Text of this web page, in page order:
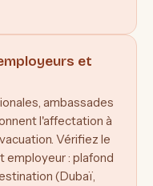
et
ambassades
l'affectation à
Vérifiez le
employeur : plafond
(Dubaï,